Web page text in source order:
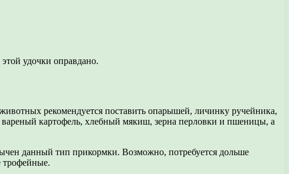
удочки оправдано.
рекомендуется поставить опарышей, личинку ручейника,
вареный картофель, хлебный мякиш, зерна перловки и пшеницы, а
данный тип прикормки. Возможно, потребуется дольше
трофейные.